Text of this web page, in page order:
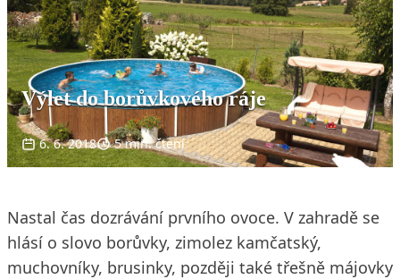
Výlet do borůvkového ráje
6. 6. 2018 5 min. čtení
Nastal čas dozrávání prvního ovoce. V zahradě se
hlásí o slovo borůvky, zimolez kamčatský,
muchovníky, brusinky, později také třešně májovky